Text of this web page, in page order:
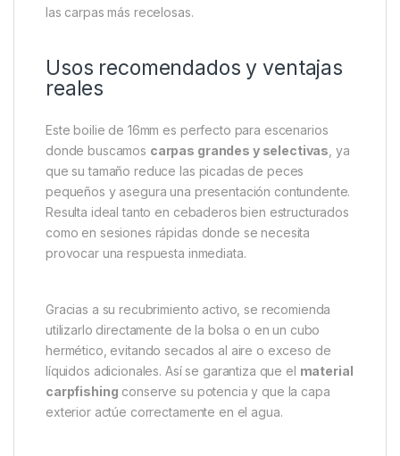
libera incluso en las temperaturas más frías, un
escenario donde muchos cebos pierden
Manilla Active Shelf Life saben que están usando un
cebo para carpas instantáneo y fiable durante
todo el año. Además, mantiene el mismo perfil dulce
con notas de nuez tan característico de la gama
Manilla, altamente digestible y atractivo incluso para
las carpas más recelosas.
reales
Este boilie de 16mm es perfecto para escenarios
donde buscamoscarpas grandes y selectivas, ya
que su tamaño reduce las picadas de peces
pequeños y asegura una presentación contundente.